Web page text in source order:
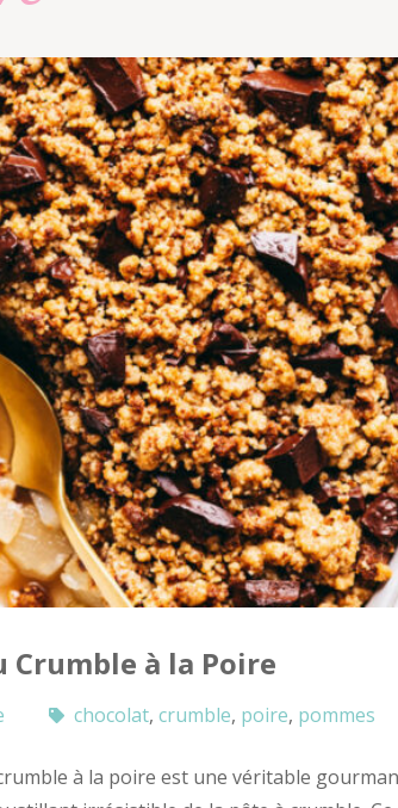
Crumble à la Poire
chocolat, crumble, poire, pommes
à la poire est une véritable